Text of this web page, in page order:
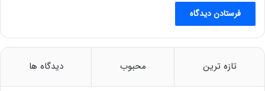
تازه ترین محبوب دیدگاه ها